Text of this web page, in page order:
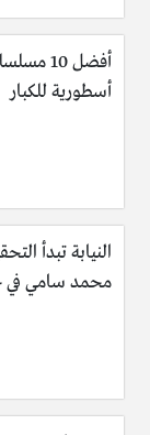
أفضل 10
أسطورية للكبار
النيابة تبدأ
محمد سامي في